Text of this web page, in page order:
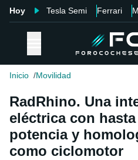
Hoy Tesla Semi Ferrari
Inicio Movilidad
RadRhino. Una
eléctrica con hasta
potencia y
como ciclomotor